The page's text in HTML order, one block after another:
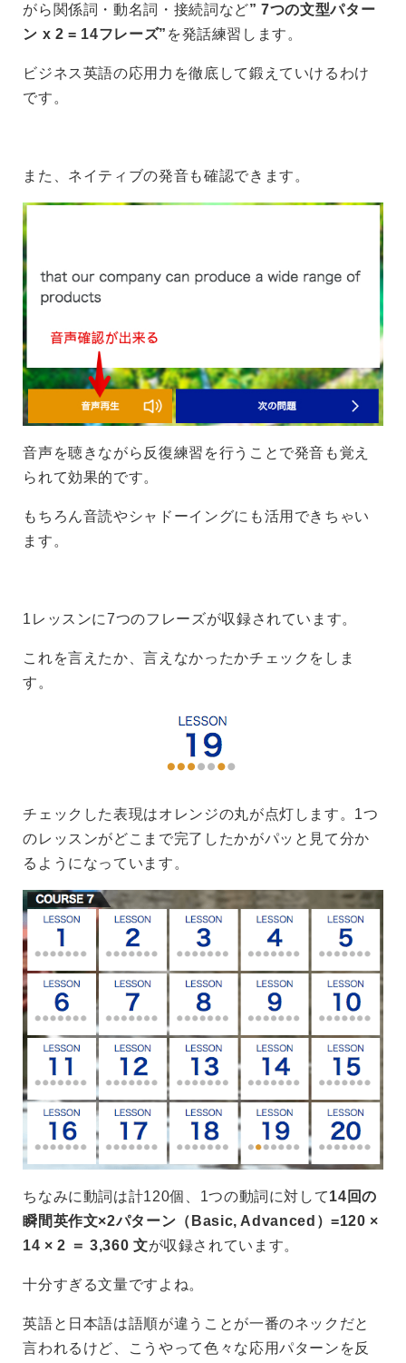
がら関係詞・動名詞・接続詞など” 7つの文型パター
ン x 2 = 14フレーズ” を発話練習します。
ビジネス英語の応用力を徹底して鍛えていけるわけ
です。
また、ネイティブの発音も確認できます。
音声を聴きながら反復練習を行うことで発音も覚え
られて効果的です。
もちろん音読やシャドーイングにも活用できちゃい
ます。
1レッスンに7つのフレーズが収録されています。
これを言えたか、言えなかったかチェックをしま
す。
チェックした表現はオレンジの丸が点灯します。1つ
のレッスンがどこまで完了したかがパッと見て分か
るようになっています。
ちなみに動詞は計120個、1つの動詞に対して14回の
瞬間英作文×2パターン（Basic, Advanced）=120 ×
14 × 2 ＝ 3,360 文が収録されています。
十分すぎる文量ですよね。
英語と日本語は語順が違うことが一番のネックだと
言われるけど、こうやって色々な応用パターンを反